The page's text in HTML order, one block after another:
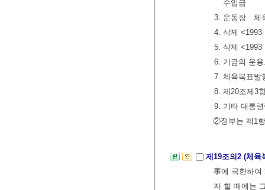
수입금
3. 운동장ㆍ체
4. 삭제 <1993
5. 삭제 <1993
6. 기금의 운
7. 체육복표발
8. 제20조제3
9. 기타 대통
②정부는 제1
제19조의2 (체
事에 국한하여
자 할 때에는